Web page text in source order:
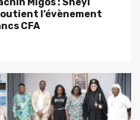
l’évènement
CFA